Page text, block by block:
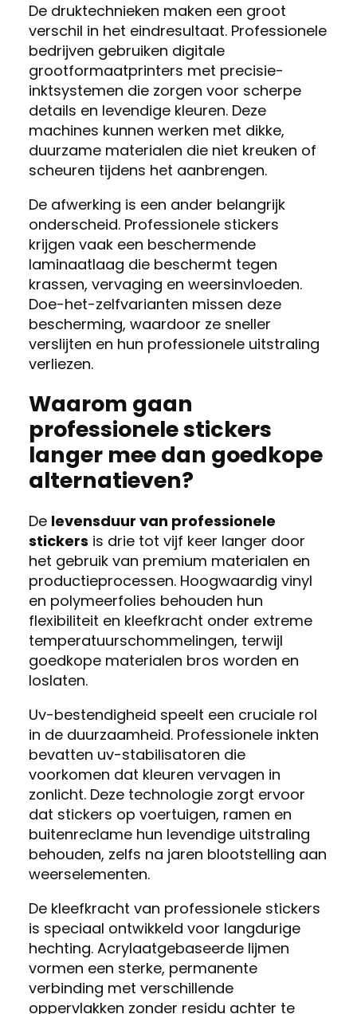
De druktechnieken maken een groot
verschil in het eindresultaat. Professionele
bedrijven gebruiken digitale
grootformaatprinters met precisie-
inktsystemen die zorgen voor scherpe
details en levendige kleuren. Deze
machines kunnen werken met dikke,
duurzame materialen die niet kreuken of
scheuren tijdens het aanbrengen.
De afwerking is een ander belangrijk
onderscheid. Professionele stickers
krijgen vaak een beschermende
laminaatlaag die beschermt tegen
krassen, vervaging en weersinvloeden.
Doe-het-zelfvarianten missen deze
bescherming, waardoor ze sneller
verslijten en hun professionele uitstraling
verliezen.
Waarom gaan
professionele stickers
langer mee dan goedkope
alternatieven?
De levensduur van professionele
stickers is drie tot vijf keer langer door
het gebruik van premium materialen en
productieprocessen. Hoogwaardig vinyl
en polymeerfolies behouden hun
flexibiliteit en kleefkracht onder extreme
temperatuurschommelingen, terwijl
goedkope materialen bros worden en
loslaten.
Uv-bestendigheid speelt een cruciale rol
in de duurzaamheid. Professionele inkten
bevatten uv-stabilisatoren die
voorkomen dat kleuren vervagen in
zonlicht. Deze technologie zorgt ervoor
dat stickers op voertuigen, ramen en
buitenreclame hun levendige uitstraling
behouden, zelfs na jaren blootstelling aan
weerselementen.
De kleefkracht van professionele stickers
is speciaal ontwikkeld voor langdurige
hechting. Acrylaatgebaseerde lijmen
vormen een sterke, permanente
verbinding met verschillende
oppervlakken zonder residu achter te